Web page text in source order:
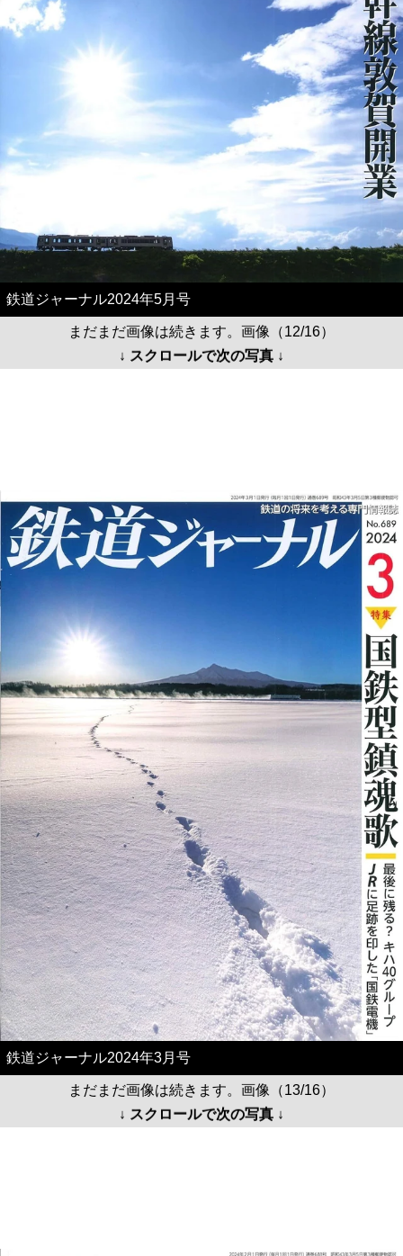
鉄道ジャーナル2024年5月号
まだまだ画像は続きます。画像（12/16）
↓ スクロールで次の写真 ↓
鉄道ジャーナル2024年3月号
まだまだ画像は続きます。画像（13/16）
↓ スクロールで次の写真 ↓